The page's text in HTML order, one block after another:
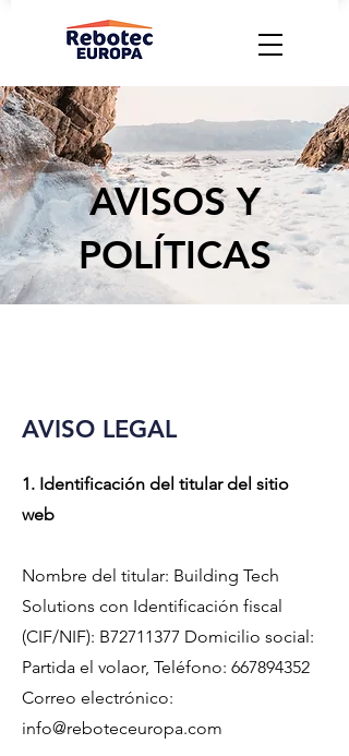
AVISOS Y
POLÍTICAS
AVISO LEGAL
1. Identificación del titular del sitio
web
Nombre del titular: Building Tech
Solutions con Identificación fiscal
(CIF/NIF): B72711377 Domicilio social:
Partida el volaor, Teléfono: 667894352
Correo electrónico:
info@reboteceuropa.com